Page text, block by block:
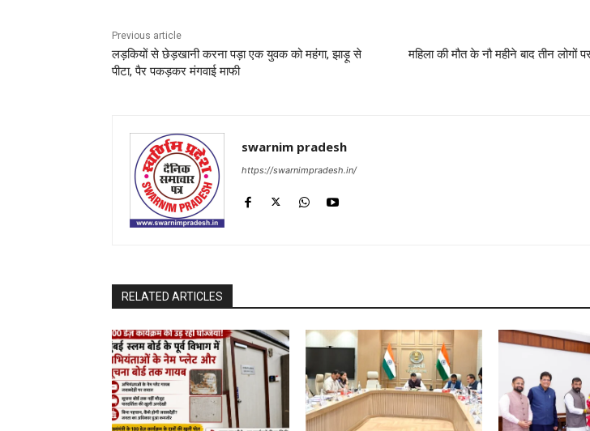
Previous article
लड़कियों से छेड़खानी करना पड़ा एक युवक को महंगा, झाड़ू से
पीटा, पैर पकड़कर मंगवाई माफी
महिला की मौत के नौ महीने बाद तीन लोगों
swarnim pradesh
https://swarnimpradesh.in/
RELATED ARTICLES